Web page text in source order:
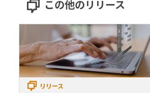
この他のリリース
リリース